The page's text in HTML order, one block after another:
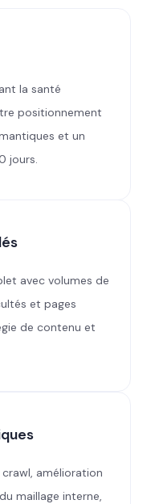
la santé
positionnement
et un
jours.
avec volumes de
et pages
de contenu et
amélioration
maillage interne,